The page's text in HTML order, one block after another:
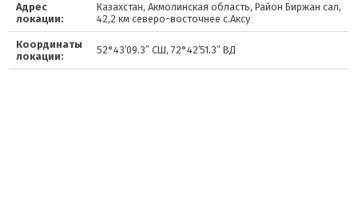
Адрес
локации:
Казахстан, Акмолинская область, Район Биржан сал,
42,2 км северо-восточнее с.Аксу
Координаты
локации:
52°43′09.3″ СШ, 72°42′51.3″ ВД